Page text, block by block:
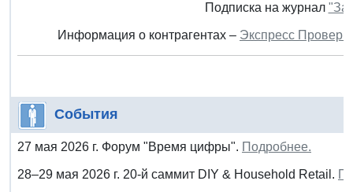
Подписка на журнал
Информация о контрагентах – Экспресс
События
27 мая 2026 г. Форум "Время цифры". Подробнее.
28–29 мая 2026 г. 20-й саммит DIY & Household Retail.